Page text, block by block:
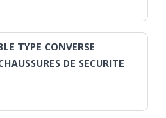
TYPE CONVERSE
DE SECURITE